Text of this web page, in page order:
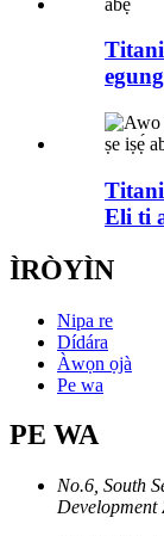
Eli ti
ÌRÒYÌN
Nipa re
Dídára
Àwọn ọjà
Pe wa
PE WA
No.6, South